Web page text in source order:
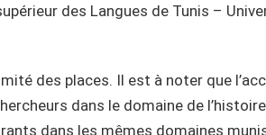
des Langues de Tunis –
des places. Il est à noter que
dans le domaine de
dans les mêmes domaines munis